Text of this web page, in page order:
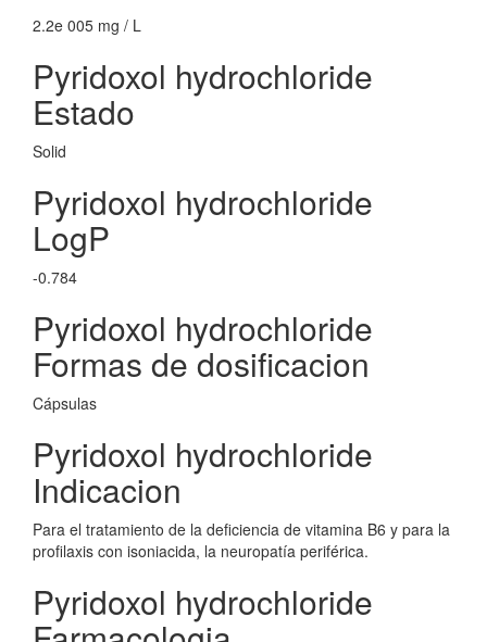
2.2e 005 mg / L
Pyridoxol hydrochloride
Estado
Solid
Pyridoxol hydrochloride
LogP
-0.784
Pyridoxol hydrochloride
Formas de dosificacion
Cápsulas
Pyridoxol hydrochloride
Indicacion
Para el tratamiento de la deficiencia de vitamina B6 y para la
profilaxis con isoniacida, la neuropatía periférica.
Pyridoxol hydrochloride